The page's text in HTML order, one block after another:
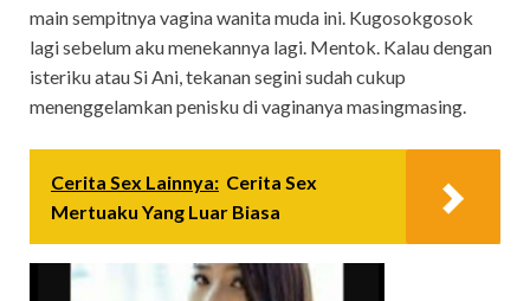
main sempitnya vagina wanita muda ini. Kugosokgosok
lagi sebelum aku menekannya lagi. Mentok. Kalau dengan
isteriku atau Si Ani, tekanan segini sudah cukup
menenggelamkan penisku di vaginanya masingmasing.
Cerita Sex Lainnya: Cerita Sex
Mertuaku Yang Luar Biasa